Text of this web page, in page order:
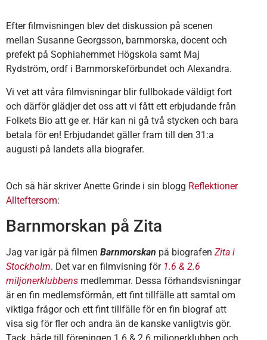
Efter filmvisningen blev det diskussion på scenen
mellan Susanne Georgsson, barnmorska, docent och
prefekt på Sophiahemmet Högskola samt Maj
Rydström, ordf i Barnmorskeförbundet och Alexandra.
Vi vet att våra filmvisningar blir fullbokade väldigt fort
och därför glädjer det oss att vi fått ett erbjudande från
Folkets Bio att ge er. Här kan ni gå två stycken och bara
betala för en! Erbjudandet gäller fram till den 31:a
augusti på landets alla biografer.
Och så här skriver Anette Grinde i sin blogg Reflektioner
Allteftersom:
Barnmorskan på Zita
Jag var igår på filmen Barnmorskan på biografen Zita i
Stockholm. Det var en filmvisning för 1.6 & 2.6
miljonerklubbens medlemmar. Dessa förhandsvisningar
är en fin medlemsförmån, ett fint tillfälle att samtal om
viktiga frågor och ett fint tillfälle för en fin biograf att
visa sig för fler och andra än de kanske vanligtvis gör.